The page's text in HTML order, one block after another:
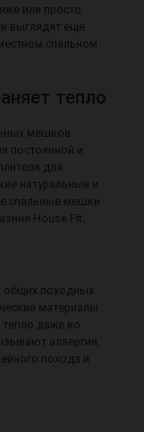
или просто
выглядят еще
спальном
тепло
мешков
постоянной и
для
натуральные и
спальные мешки
House Fit.
общих походных
материалы
даже во
аллергии,
похода и